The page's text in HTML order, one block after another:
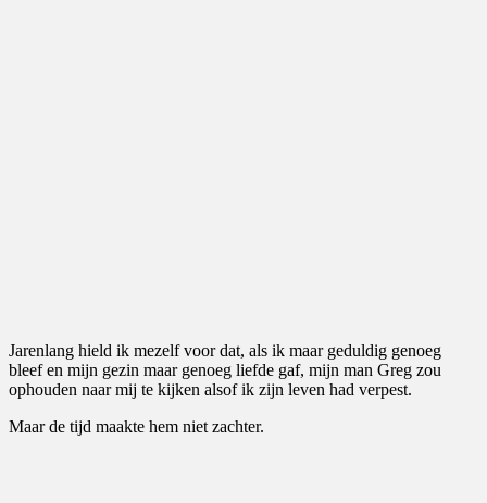
Jarenlang hield ik mezelf voor dat, als ik maar geduldig genoeg
bleef en mijn gezin maar genoeg liefde gaf, mijn man Greg zou
ophouden naar mij te kijken alsof ik zijn leven had verpest.
Maar de tijd maakte hem niet zachter.